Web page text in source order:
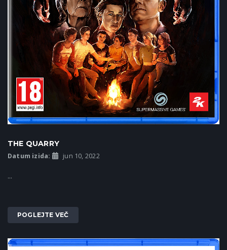
THE QUARRY
Datum izida: jun 10, 2022
...
POGLEJTE VEČ